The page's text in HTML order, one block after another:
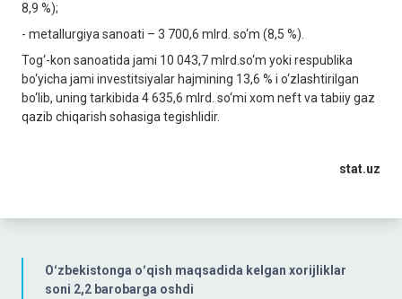
Oʻzbekistonga oʻqish maqsadida kelgan xorijliklar
soni 2,2 barobarga oshdi
8,9 %);
- metallurgiya sanoati – 3 700,6 mlrd. so‘m (8,5 %).
Tog‘-kon sanoatida jami 10 043,7 mlrd.so‘m yoki respublika
bo‘yicha jami investitsiyalar hajmining 13,6 % i o‘zlashtirilgan
bo‘lib, uning tarkibida 4 635,6 mlrd. so‘mi xom neft va tabiiy gaz
qazib chiqarish sohasiga tegishlidir.
stat.uz